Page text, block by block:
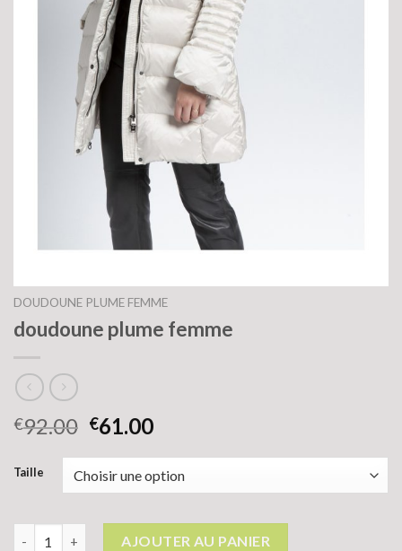
DOUDOUNE PLUME FEMME
doudoune plume femme
€92.00 €61.00
Taille
quantité de doudoune plume femme
AJOUTER AU PANIER